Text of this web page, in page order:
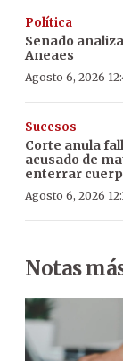
Política
Senado
Aneaes
Agosto 6, 2026
Sucesos
Corte anula
acusado de
enterrar
Agosto 6, 2026
Notas